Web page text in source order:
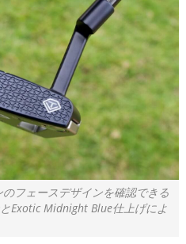
フェースデザインを確認できる
Exotic Midnight Blue仕上げによ